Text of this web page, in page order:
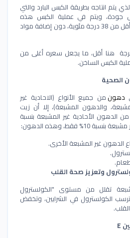
يتم انتاجه بطريقة الكبس البارد والتي
جودة، ويتم في عملية الكبس هذه
استخراج الزيت بدرجات حرارة أقل من 38 درجة مئوية، دون إضافة مواد
هنا أقل، ما يجعل سعره أغلى من
الكبس الساخن.
الصحية
دهون من جميع الأنواع (الاحادية غير
والدهون المشبعة)، إلا أن زيت
من الدهون الأحادية غير المشبعة بنسبة
:
الدهون غير المشبعة الأخرى.
وتعزيز صحة القلب
تقلل من مستوى "الكولسترول
الكولسترول في الشرايين، وتخفض
.
E